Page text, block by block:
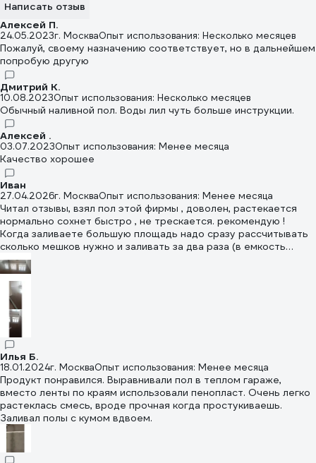
Написать отзыв
Алексей П.
24.05.2023г. МоскваОпыт использования: Несколько месяцев
Пожалуй, своему назначению соответствует, но в дальнейшем
попробую другую
Дмитрий К.
10.08.2023Опыт использования: Несколько месяцев
Обычный наливной пол. Воды лил чуть больше инструкции.
Алексей .
03.07.2023Опыт использования: Менее месяца
Качество хорошее
Иван
27.04.2026г. МоскваОпыт использования: Менее месяца
Читал отзывы, взял пол этой фирмы , доволен, растекается
нормально сохнет быстро , не трескается. рекомендую !
Когда заливаете большую площадь надо сразу рассчитывать
сколько мешков нужно и заливать за два раза (в емкость
мешка по 3-4 ) либо делить на сектора , а если больше делать
подходов то пол будет схватываться быстро.
Илья Б.
18.01.2024г. МоскваОпыт использования: Менее месяца
Продукт понравился. Выравнивали пол в теплом гараже,
вместо ленты по краям использовали пенопласт. Очень легко
растеклась смесь, вроде прочная когда простукиваешь.
Заливал полы с кумом вдвоем.